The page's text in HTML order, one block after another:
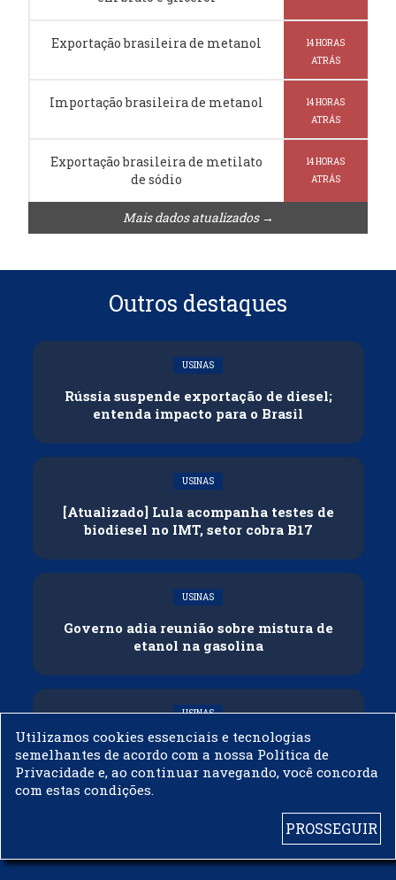
Exportação brasileira de metanol
14 HORAS
ATRÁS
Importação brasileira de metanol
14 HORAS
ATRÁS
Exportação brasileira de metilato
de sódio
14 HORAS
ATRÁS
Mais dados atualizados →
Outros destaques
USINAS
Rússia suspende exportação de diesel;
entenda impacto para o Brasil
USINAS
[Atualizado] Lula acompanha testes de
biodiesel no IMT, setor cobra B17
USINAS
Governo adia reunião sobre mistura de
etanol na gasolina
USINAS
CNPE veda importação de biodiesel
Utilizamos cookies essenciais e tecnologias
semelhantes de acordo com a nossa Política de
Privacidade e, ao continuar navegando, você concorda
com estas condições.
PROSSEGUIR